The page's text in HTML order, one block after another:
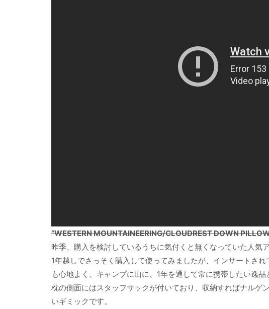
“WESTERN MOUNTAINEERING/CLOUDREST DOWN
昨季、購入を検討しているうちに気付くと無くなっていた人気
1年越しでさっそく購入して使ってみましたが、インサートさ
も心地よく、キャンプに山に、1年を通して常に携帯したい逸品
枕の側面にはスタッフサックが付いており、収納すればナルゲ
いギミックです。